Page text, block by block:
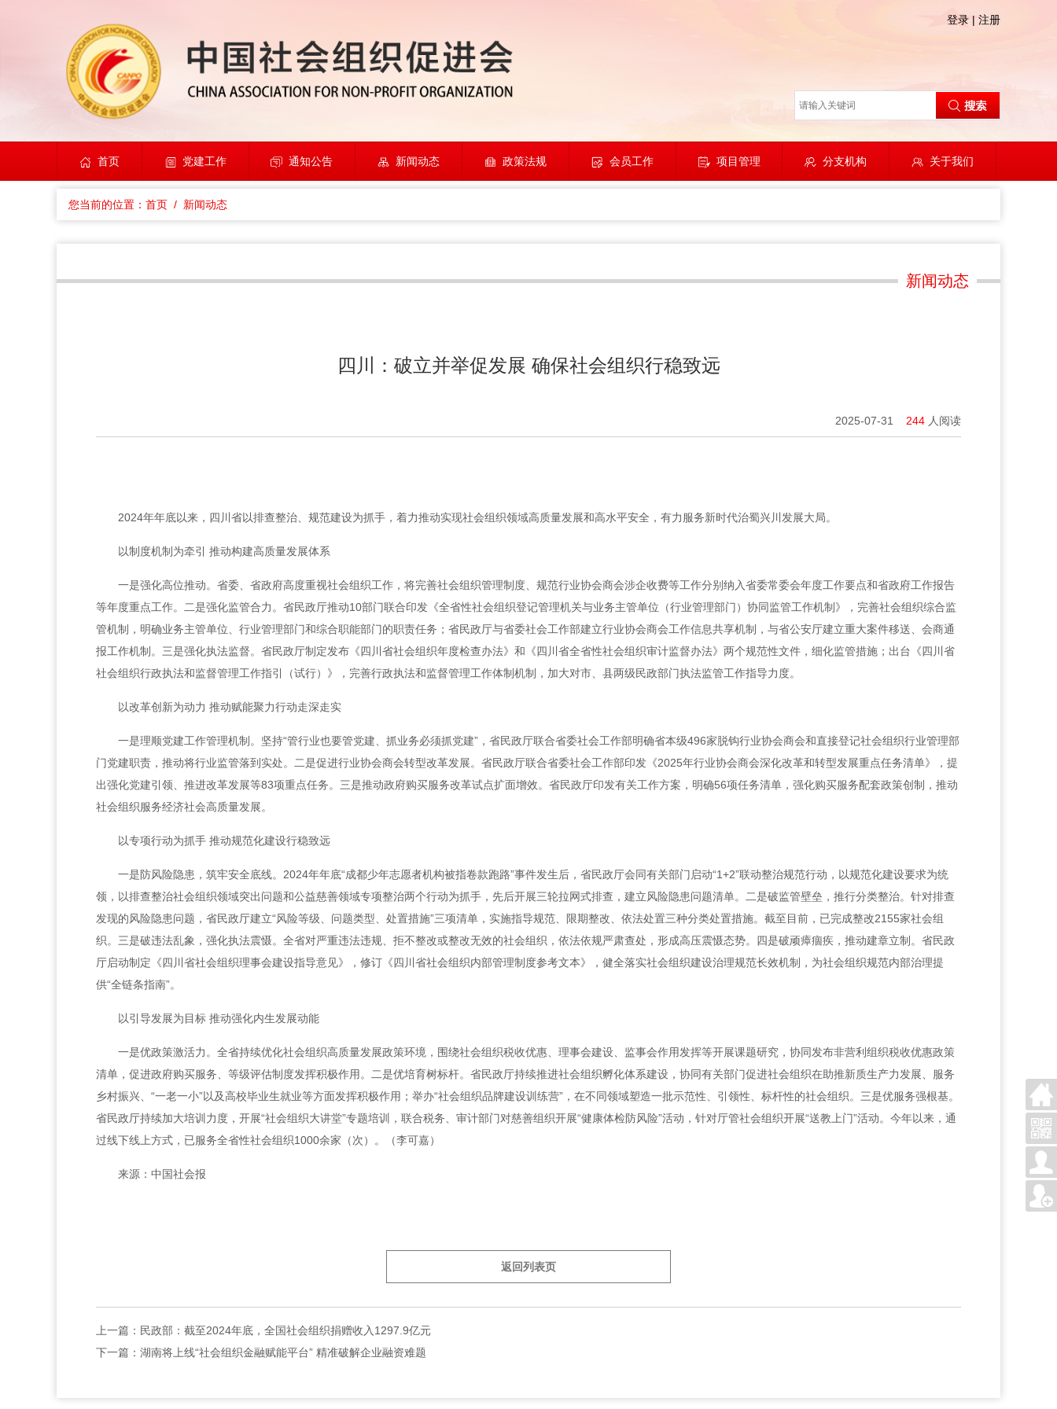
登录 | 注册
首页 党建工作 通知公告 新闻动态 政策法规 会员工作 项目管理 分支机构 关于我们
您当前的位置： 首页 / 新闻动态
新闻动态
四川：破立并举促发展 确保社会组织行稳致远
2025-07-31 244 人阅读
2024年年底以来，四川省以排查整治、规范建设为抓手，着力推动实现社会组织领域高质量发展和高水平安全，有力服务新时代治蜀兴川发展大局。
以制度机制为牵引 推动构建高质量发展体系
一是强化高位推动。省委、省政府高度重视社会组织工作，将完善社会组织管理制度、规范行业协会商会涉企收费等工作分别纳入省委常委会年度工作要点和省政府工作报告
等年度重点工作。二是强化监管合力。省民政厅推动10部门联合印发《全省性社会组织登记管理机关与业务主管单位（行业管理部门）协同监管工作机制》，完善社会组织综合监
管机制，明确业务主管单位、行业管理部门和综合职能部门的职责任务；省民政厅与省委社会工作部建立行业协会商会工作信息共享机制，与省公安厅建立重大案件移送、会商通
报工作机制。三是强化执法监督。省民政厅制定发布《四川省社会组织年度检查办法》和《四川省全省性社会组织审计监督办法》两个规范性文件，细化监管措施；出台《四川省
社会组织行政执法和监督管理工作指引（试行）》，完善行政执法和监督管理工作体制机制，加大对市、县两级民政部门执法监管工作指导力度。
以改革创新为动力 推动赋能聚力行动走深走实
一是理顺党建工作管理机制。坚持“管行业也要管党建、抓业务必须抓党建”，省民政厅联合省委社会工作部明确省本级496家脱钩行业协会商会和直接登记社会组织行业管理部
门党建职责，推动将行业监管落到实处。二是促进行业协会商会转型改革发展。省民政厅联合省委社会工作部印发《2025年行业协会商会深化改革和转型发展重点任务清单》，提
出强化党建引领、推进改革发展等83项重点任务。三是推动政府购买服务改革试点扩面增效。省民政厅印发有关工作方案，明确56项任务清单，强化购买服务配套政策创制，推动
社会组织服务经济社会高质量发展。
以专项行动为抓手 推动规范化建设行稳致远
一是防风险隐患，筑牢安全底线。2024年年底“成都少年志愿者机构被指卷款跑路”事件发生后，省民政厅会同有关部门启动“1+2”联动整治规范行动，以规范化建设要求为统
领，以排查整治社会组织领域突出问题和公益慈善领域专项整治两个行动为抓手，先后开展三轮拉网式排查，建立风险隐患问题清单。二是破监管壁垒，推行分类整治。针对排查
发现的风险隐患问题，省民政厅建立“风险等级、问题类型、处置措施”三项清单，实施指导规范、限期整改、依法处置三种分类处置措施。截至目前，已完成整改2155家社会组
织。三是破违法乱象，强化执法震慑。全省对严重违法违规、拒不整改或整改无效的社会组织，依法依规严肃查处，形成高压震慑态势。四是破顽瘴痼疾，推动建章立制。省民政
厅启动制定《四川省社会组织理事会建设指导意见》，修订《四川省社会组织内部管理制度参考文本》，健全落实社会组织建设治理规范长效机制，为社会组织规范内部治理提
供“全链条指南”。
以引导发展为目标 推动强化内生发展动能
一是优政策激活力。全省持续优化社会组织高质量发展政策环境，围绕社会组织税收优惠、理事会建设、监事会作用发挥等开展课题研究，协同发布非营利组织税收优惠政策
清单，促进政府购买服务、等级评估制度发挥积极作用。二是优培育树标杆。省民政厅持续推进社会组织孵化体系建设，协同有关部门促进社会组织在助推新质生产力发展、服务
乡村振兴、“一老一小”以及高校毕业生就业等方面发挥积极作用；举办“社会组织品牌建设训练营”，在不同领域塑造一批示范性、引领性、标杆性的社会组织。三是优服务强根基。
省民政厅持续加大培训力度，开展“社会组织大讲堂”专题培训，联合税务、审计部门对慈善组织开展“健康体检防风险”活动，针对厅管社会组织开展“送教上门”活动。今年以来，通
过线下线上方式，已服务全省性社会组织1000余家（次）。（李可嘉）
来源：中国社会报
返回列表页
上一篇： 民政部：截至2024年底，全国社会组织捐赠收入1297.9亿元
下一篇： 湖南将上线“社会组织金融赋能平台” 精准破解企业融资难题